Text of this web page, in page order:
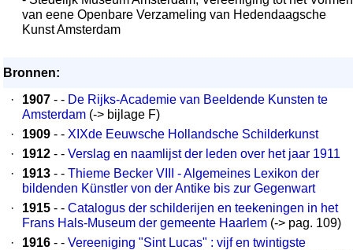
van eene Openbare Verzameling van Hedendaagsche
Kunst Amsterdam
Bronnen:
·
1907 - - De Rijks-Academie van Beeldende Kunsten te
Amsterdam (-> bijlage F)
·
1909 - - XIXde Eeuwsche Hollandsche Schilderkunst
·
1912 - - Verslag en naamlijst der leden over het jaar 1911
·
1913 - - Thieme Becker VIII - Algemeines Lexikon der
bildenden Künstler von der Antike bis zur Gegenwart
·
1915 - - Catalogus der schilderijen en teekeningen in het
Frans Hals-Museum der gemeente Haarlem (-> pag. 109)
·
1916 - - Vereeniging "Sint Lucas" : vijf en twintigste